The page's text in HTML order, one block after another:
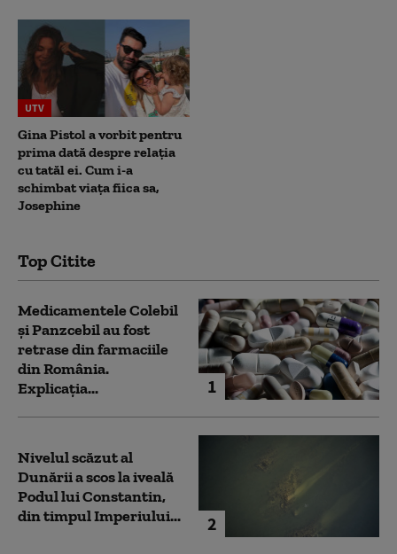
UTV
Gina Pistol a vorbit pentru
prima dată despre relația
cu tatăl ei. Cum i-a
schimbat viața fiica sa,
Josephine
Top Citite
1
Medicamentele Colebil
și Panzcebil au fost
retrase din farmaciile
din România.
Explicația...
2
Nivelul scăzut al
Dunării a scos la iveală
Podul lui Constantin,
din timpul Imperiului...